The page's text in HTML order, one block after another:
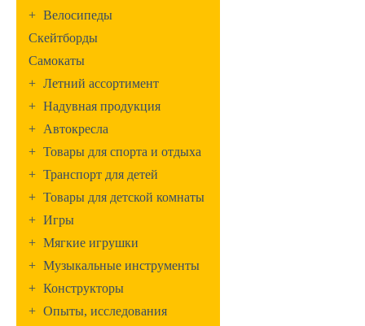
+ Велосипеды
Скейтборды
Самокаты
+ Летний ассортимент
+ Надувная продукция
+ Автокресла
+ Товары для спорта и отдыха
+ Транспорт для детей
+ Товары для детской комнаты
+ Игры
+ Мягкие игрушки
+ Музыкальные инструменты
+ Конструкторы
+ Опыты, исследования